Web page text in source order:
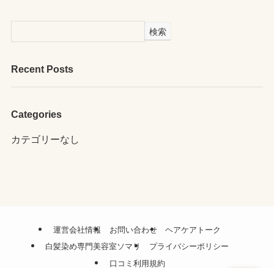
検索
Recent Posts
Categories
カテゴリーなし
運営会社情報 お問い合わせ
ヘアケアトーク
白髪染め専門美容室ソマリ
プライバシーポリシー
口コミ利用規約